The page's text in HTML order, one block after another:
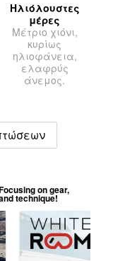
Ηλιόλουστες
μέρες
Μέτριο χιόνι,
κυρίως
ηλιοφάνεια,
ελαφρύς
άνεμος.